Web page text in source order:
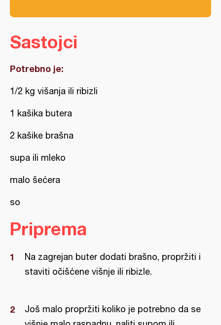
Sastojci
Potrebno je:
1/2 kg višanja ili ribizli
1 kašika butera
2 kašike brašna
supa ili mleko
malo šećera
so
Priprema
Na zagrejan buter dodati brašno, propržiti i
staviti očišćene višnje ili ribizle.
Još malo propržiti koliko je potrebno da se